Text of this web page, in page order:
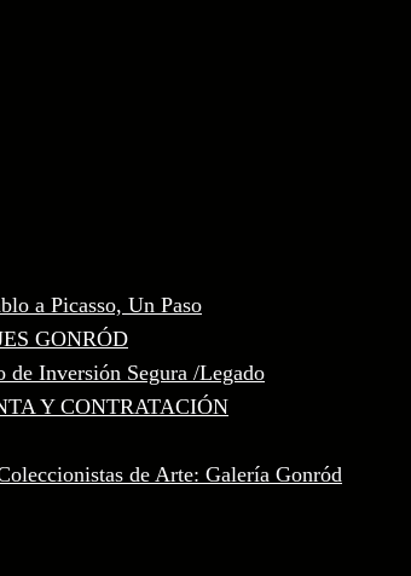
a Picasso, Un Paso
GONRÓD
de Inversión Segura /Legado
Y CONTRATACIÓN
de Arte: Galería Gonród